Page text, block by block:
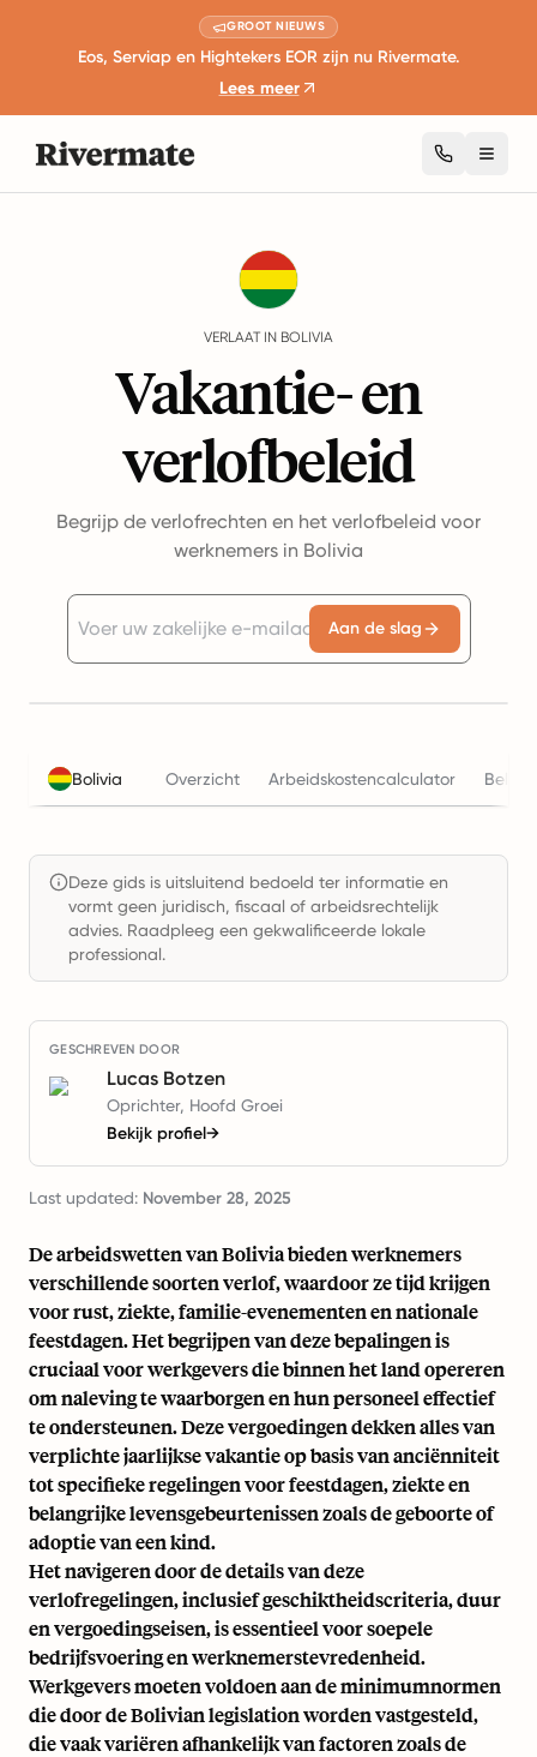
GROOT NIEUWS
Eos, Serviap en Hightekers EOR zijn nu Rivermate.
Lees meer
VERLAAT IN BOLIVIA
Vakantie- en
verlofbeleid
Begrijp de verlofrechten en het verlofbeleid voor
werknemers in Bolivia
Aan de slag
Bolivia Overzicht Arbeidskostencalculator
Deze gids is uitsluitend bedoeld ter informatie en
vormt geen juridisch, fiscaal of arbeidsrechtelijk
advies. Raadpleeg een gekwalificeerde lokale
professional.
GESCHREVEN DOOR
Lucas Botzen
Oprichter, Hoofd Groei
Bekijk profiel→
Last updated: November 28, 2025
De arbeidswetten van Bolivia bieden werknemers
verschillende soorten verlof, waardoor ze tijd krijgen
voor rust, ziekte, familie-evenementen en nationale
feestdagen. Het begrijpen van deze bepalingen is
cruciaal voor werkgevers die binnen het land opereren
om naleving te waarborgen en hun personeel effectief
te ondersteunen. Deze vergoedingen dekken alles van
verplichte jaarlijkse vakantie op basis van anciënniteit
tot specifieke regelingen voor feestdagen, ziekte en
belangrijke levensgebeurtenissen zoals de geboorte of
adoptie van een kind.
Het navigeren door de details van deze
verlofregelingen, inclusief geschiktheidscriteria, duur
en vergoedingseisen, is essentieel voor soepele
bedrijfsvoering en werknemerstevredenheid.
Werkgevers moeten voldoen aan de minimumnormen
die door de Bolivian legislation worden vastgesteld,
die vaak variëren afhankelijk van factoren zoals de